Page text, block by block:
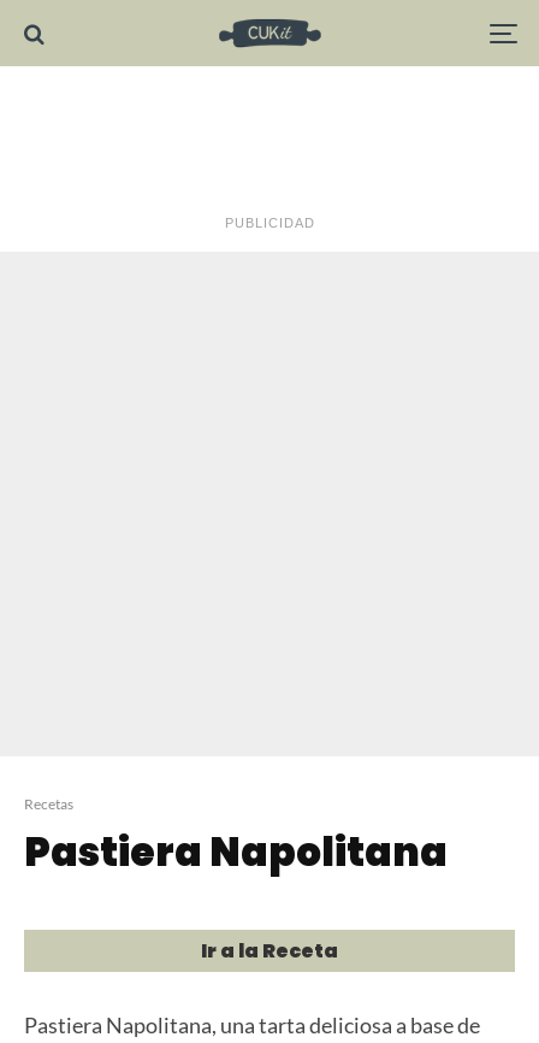
PUBLICIDAD
Recetas
Pastiera Napolitana
Ir a la Receta
Pastiera Napolitana, una tarta deliciosa a base de